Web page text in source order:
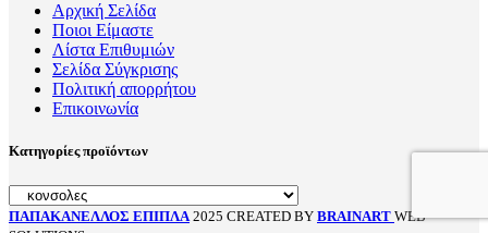
Αρχική Σελίδα
Ποιοι Είμαστε
Λίστα Επιθυμιών
Σελίδα Σύγκρισης
Πολιτική απορρήτου
Επικοινωνία
Κατηγορίες προϊόντων
ΠΑΠΑΚΑΝΕΛΛΟΣ ΕΠΙΠΛΑ 2025 CREATED BY BRAINART WEB